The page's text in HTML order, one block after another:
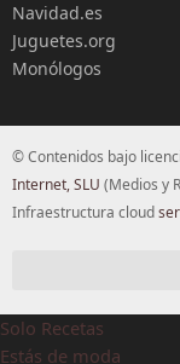
Navidad.es
Juguetes.org
Monólogos
© Contenidos bajo
Internet, SLU (Medios y
Infraestructura cloud
Solo Recetas
Estás de moda